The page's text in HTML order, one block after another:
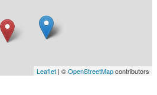
Leaflet | ©OpenStreetMapcontributors